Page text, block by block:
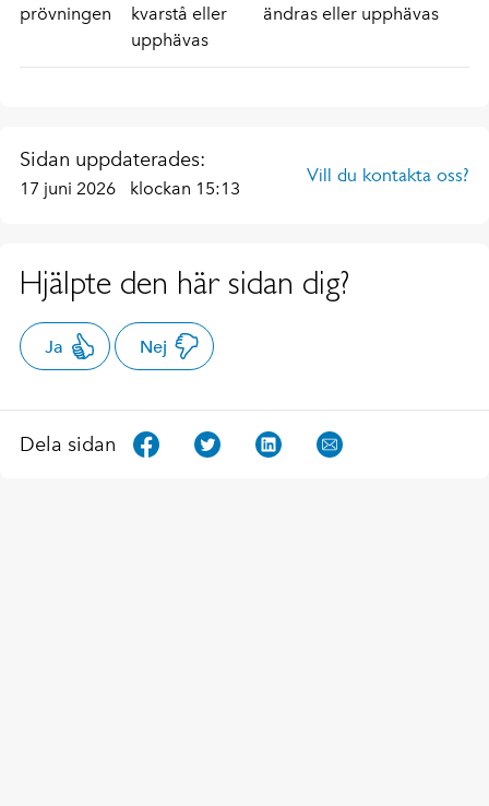
prövningen
kvarstå eller
upphävas
ändras eller upphävas
Sidan uppdaterades:
17 juni 2026 klockan 15:13
Vill du kontakta oss?
Hjälpte den här sidan dig?
Ja Nej
Dela sidan